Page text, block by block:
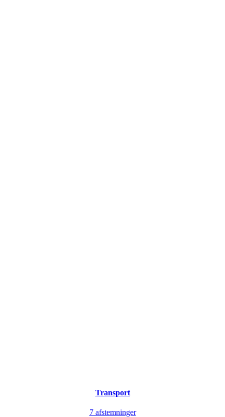
Transport
7 afstemninger